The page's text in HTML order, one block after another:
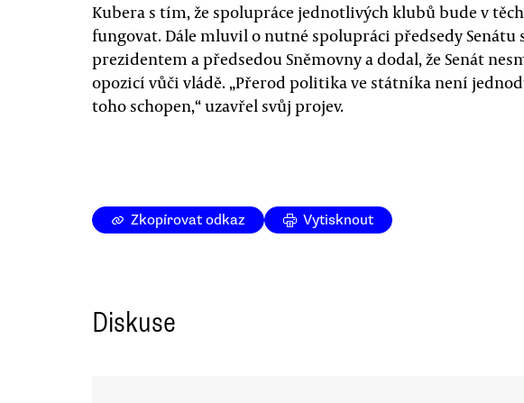
Kubera s tím, že spolupráce jednotlivých klubů bude v
fungovat. Dále mluvil o nutné spolupráci předsedy Senátu
prezidentem a předsedou Sněmovny a dodal, že Senát
opozicí vůči vládě. „Přerod politika ve státníka není
toho schopen,“ uzavřel svůj projev.
Zkopírovat odkaz Vytisknout
Diskuse